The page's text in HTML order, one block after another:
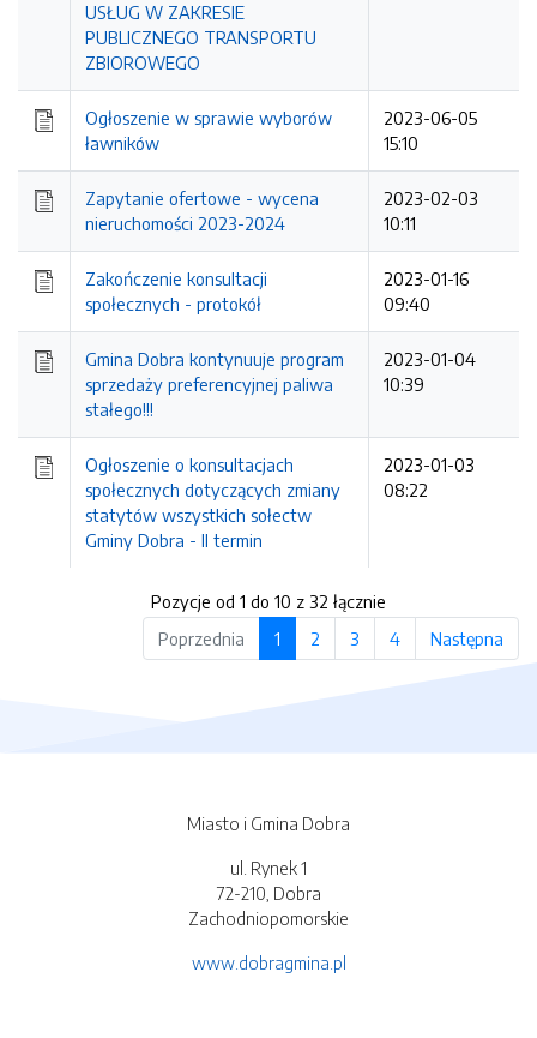
USŁUG W ZAKRESIE
PUBLICZNEGO TRANSPORTU
ZBIOROWEGO
Ogłoszenie w sprawie wyborów
ławników
2023-06-05
15:10
Zapytanie ofertowe - wycena
nieruchomości 2023-2024
2023-02-03
10:11
Zakończenie konsultacji
społecznych - protokół
2023-01-16
09:40
Gmina Dobra kontynuuje program
sprzedaży preferencyjnej paliwa
stałego!!!
2023-01-04
10:39
Ogłoszenie o konsultacjach
społecznych dotyczących zmiany
statytów wszystkich sołectw
Gminy Dobra - II termin
2023-01-03
08:22
Pozycje od 1 do 10 z 32 łącznie
Poprzednia
1 2 3 4 Następna
Miasto i Gmina Dobra
ul. Rynek 1
72-210, Dobra
Zachodniopomorskie
www.dobragmina.pl